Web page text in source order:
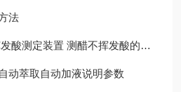
法
测定装置 测醋不挥发酸的特点
动萃取自动加液说明参数